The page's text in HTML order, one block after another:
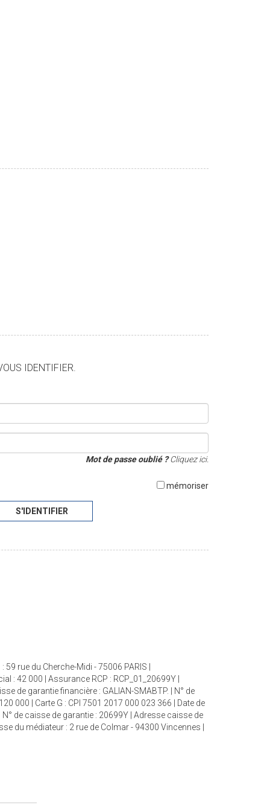
IDENTIFIER.
Mot de passe oublié ?Cliquez ici.
mémoriser
S'IDENTIFIER
rue du Cherche-Midi - 75006 PARIS |
: 42 000 | Assurance RCP : RCP_01_20699Y |
de garantie financière : GALIAN-SMABTP. | N° de
000 | Carte G : CPI 7501 2017 000 023 366 | Date de
de caisse de garantie : 20699Y | Adresse caisse de
du médiateur : 2 rue de Colmar - 94300 Vincennes |